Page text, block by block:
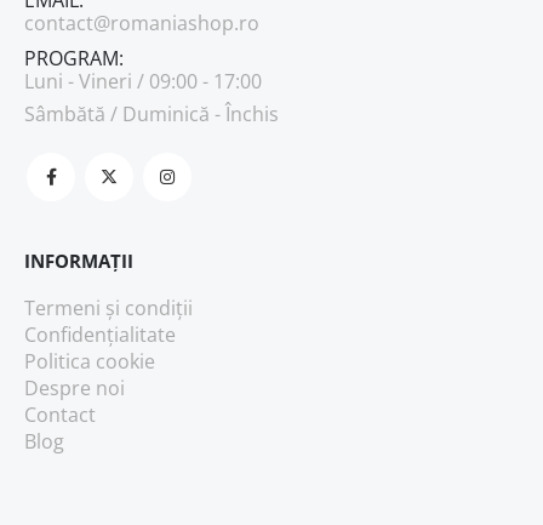
contact@romaniashop.ro
PROGRAM:
Luni - Vineri / 09:00 - 17:00
Sâmbătă / Duminică - Închis
INFORMAȚII
Termeni și condiții
Confidențialitate
Politica cookie
Despre noi
Contact
Blog